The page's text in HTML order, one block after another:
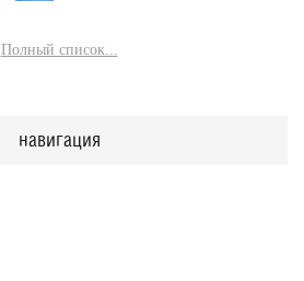
Полный список...
навигация